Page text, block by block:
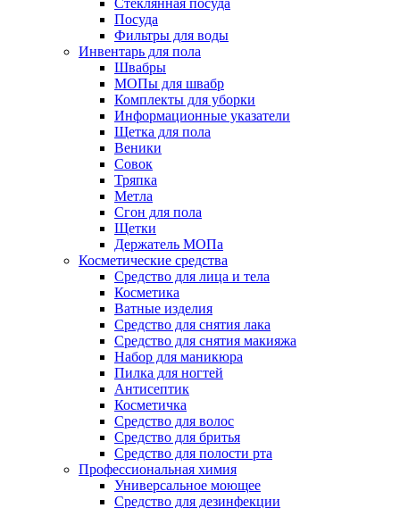
Стеклянная посуда
Посуда
Фильтры для воды
Инвентарь для пола
Швабры
МОПы для швабр
Комплекты для уборки
Информационные указатели
Щетка для пола
Веники
Совок
Тряпка
Метла
Сгон для пола
Щетки
Держатель МОПа
Косметические средства
Средство для лица и тела
Косметика
Ватные изделия
Средство для снятия лака
Средство для снятия макияжа
Набор для маникюра
Пилка для ногтей
Антисептик
Косметичка
Средство для волос
Средство для бритья
Средство для полости рта
Профессиональная химия
Универсальное моющее
Средство для дезинфекции